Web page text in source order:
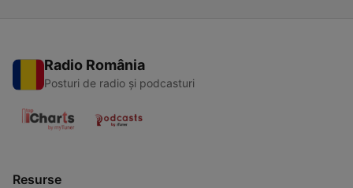
Radio România
Posturi de radio și podcasturi
Resurse